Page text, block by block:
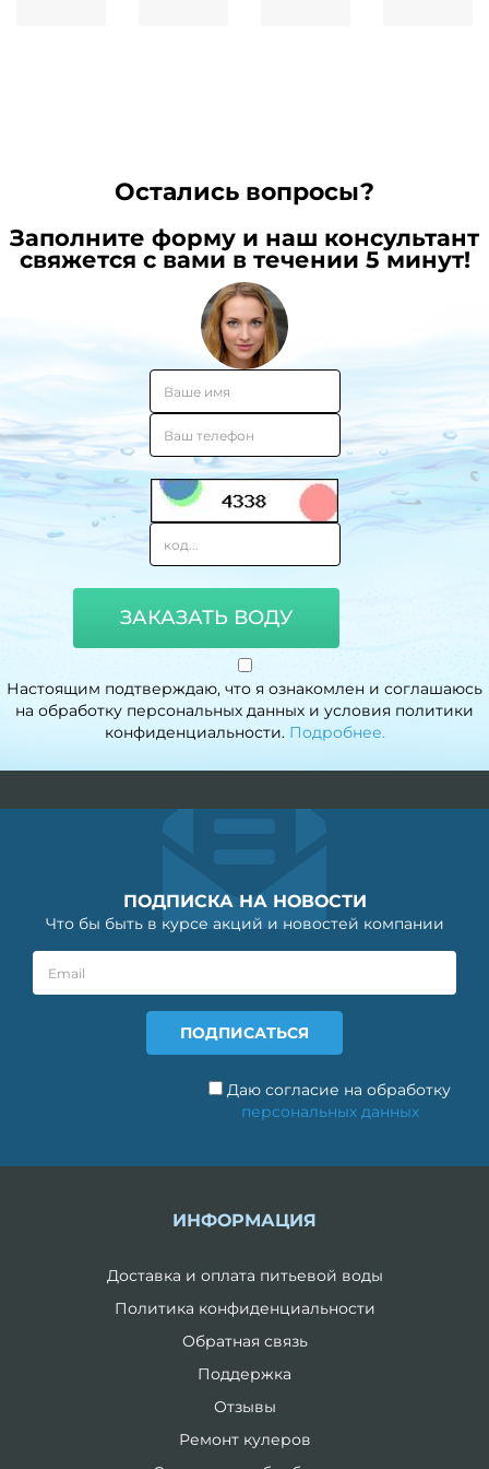
Остались вопросы?
Заполните форму и наш консультант
свяжется с вами в течении 5 минут!
ЗАКАЗАТЬ ВОДУ
Настоящим подтверждаю, что я ознакомлен и соглашаюсь
на обработку персональных данных и условия политики
конфиденциальности. Подробнее.
ПОДПИСКА НА НОВОСТИ
Что бы быть в курсе акций и новостей компании
Даю согласие на обработку
персональных данных
ИНФОРМАЦИЯ
Доставка и оплата питьевой воды
Политика конфиденциальности
Обратная связь
Поддержка
Отзывы
Ремонт кулеров